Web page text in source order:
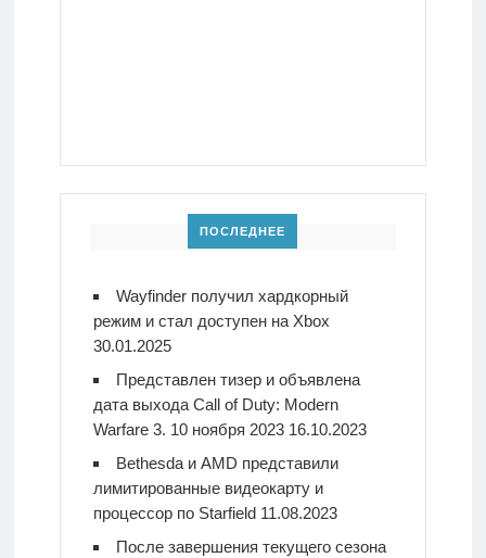
ПОСЛЕДНЕЕ
Wayfinder получил хардкорный
режим и стал доступен на Xbox
30.01.2025
Представлен тизер и объявлена
дата выхода Call of Duty: Modern
Warfare 3. 10 ноября 2023 16.10.2023
Bethesda и AMD представили
лимитированные видеокарту и
процессор по Starfield 11.08.2023
После завершения текущего сезона